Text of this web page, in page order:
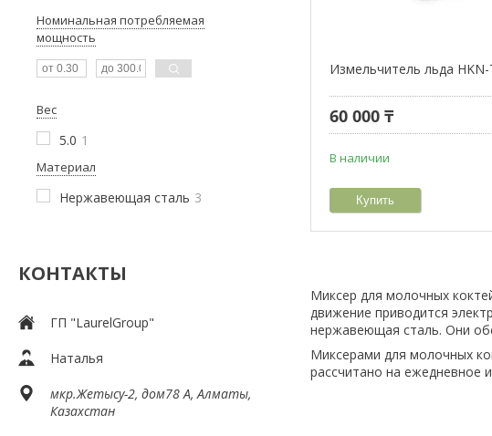
Номинальная потребляемая
мощность
Вес
5.0 1
Материал
Нержавеющая сталь 3
КОНТАКТЫ
ГП "LaurelGroup"
Наталья
мкр.Жетысу-2, дом78 А, Алматы,
Казахстан
Измельчитель льда HKN-
60 000 ₸
В наличии
Купить
Миксер для молочных
движение приводится
нержавеющая сталь. Они
Миксерами для молочных
рассчитано на ежедневное